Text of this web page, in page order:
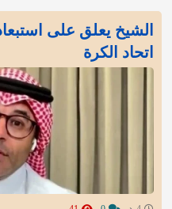
اتحاد الكرة